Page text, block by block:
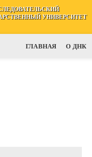
УНИВЕРСИТЕТ
ГЛАВНАЯ О ДНК